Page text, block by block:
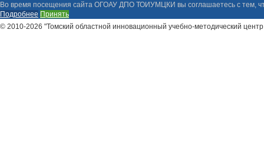
Во время посещения сайта ОГОАУ ДПО ТОИУМЦКИ вы соглашаетесь с тем,
Подробнее Принять
© 2010-2026 "Томский областной инновационный учебно-методический центр